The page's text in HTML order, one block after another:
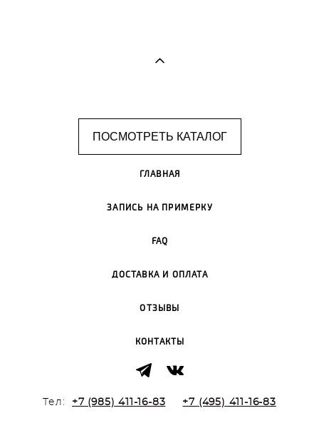
ПОСМОТРЕТЬ КАТАЛОГ
ГЛАВНАЯ
ЗАПИСЬ НА ПРИМЕРКУ
FAQ
ДОСТАВКА И ОПЛАТА
ОТЗЫВЫ
КОНТАКТЫ
Тел: +7 (985) 411-16-83 +7 (495) 411-16-83